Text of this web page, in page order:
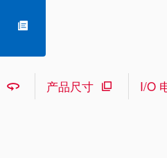
产品尺寸 I/O